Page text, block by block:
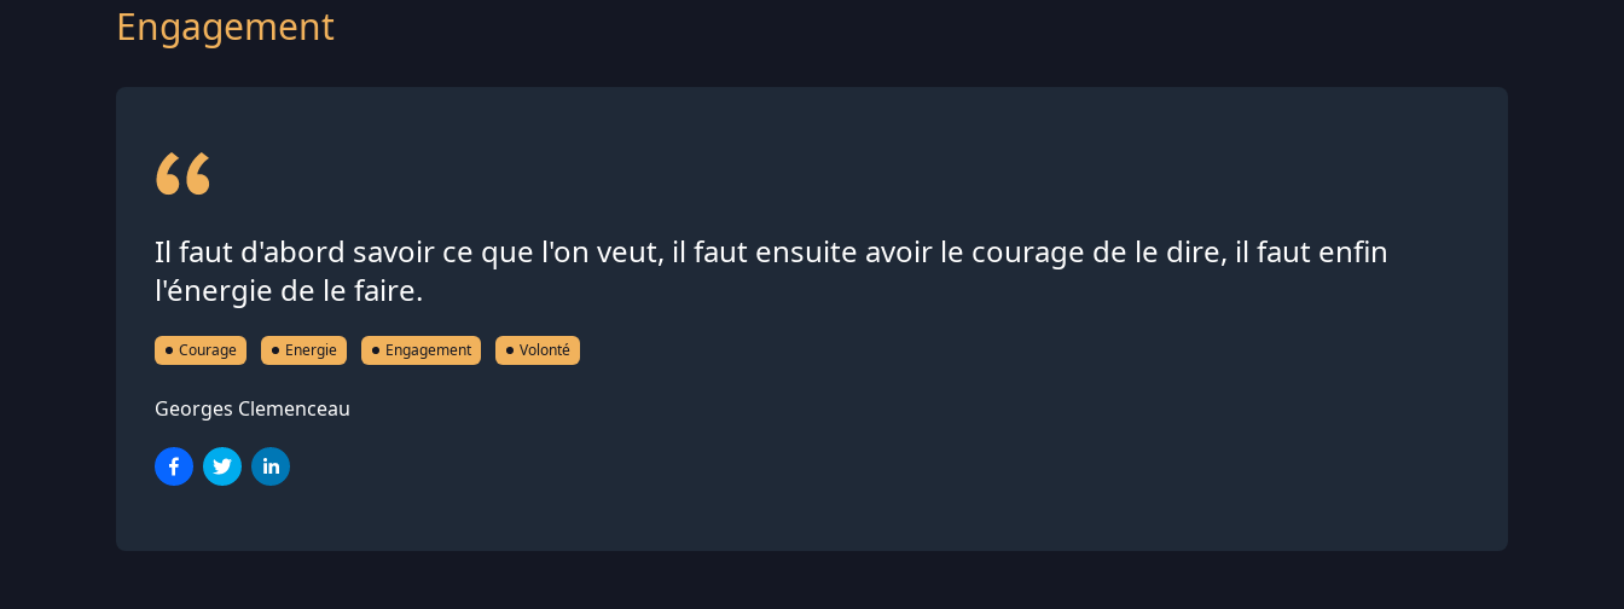
Engagement
Il faut d'abord savoir ce que l'on veut, il faut ensuite avoir le courage de le dire, il faut enfin
l'énergie de le faire.
Courage Energie Engagement Volonté
Georges Clemenceau